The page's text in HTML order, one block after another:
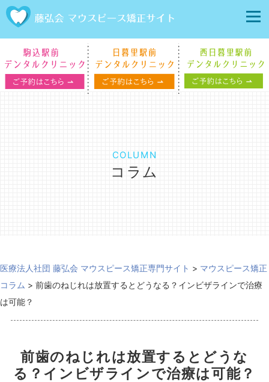
COLUMN
コラム
医療法人社団 藤弘会 マウスピース矯正専門サイト > マウスピース矯正
コラム > 前歯のねじれは放置するとどうなる？インビザラインで治療
は可能？
前歯のねじれは放置するとどうな
る？インビザラインで治療は可能？